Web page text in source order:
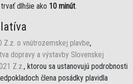
dlhšie ako 10 minút.
Z.z. o vnútrozemskej plavbe,
dopravy a výstavby Slovenskej
Z.z., ktorou sa ustanovujú podrobnosti
člena posádky plavidla